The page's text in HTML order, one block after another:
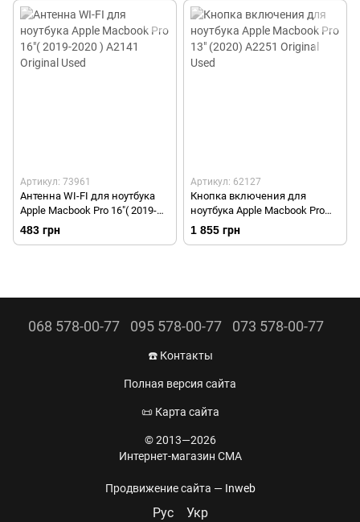
Артикул: 73961
Антенна WI-FI для ноутбука
Apple Macbook Pro 16"( 2019-
2020 ) A2141 Original Used
483 грн
Артикул: 62127
Кнопка включения для
ноутбука Apple Macbook Pro
13" (2020) A2251 Original Used
1 855 грн
068 578-00-77 095 578-00-77 073 578-00-77
☎️ Контакты
Полная версия сайта
📜 Карта сайта
© 2013—2026
Интернет-магазин CMA
Продвижение сайта — Inweb
Рус Укр